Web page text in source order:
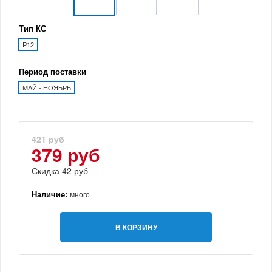
Тип КС
P12
Период поставки
МАЙ - НОЯБРЬ
421 руб
379 руб
Скидка 42 руб
Наличие: много
В КОРЗИНУ